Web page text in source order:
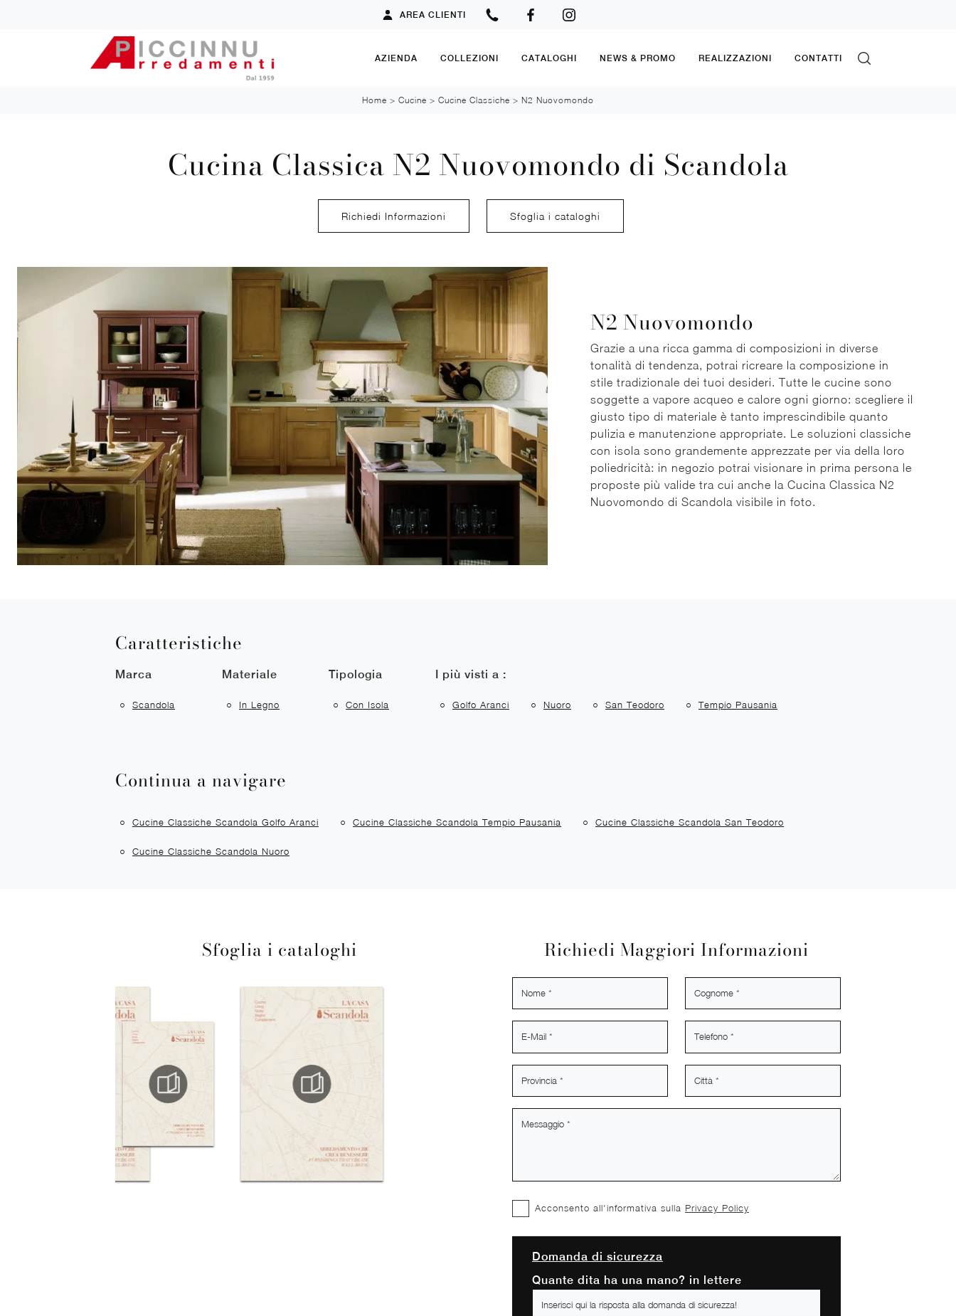
AREA CLIENTI
AZIENDA COLLEZIONI CATALOGHI NEWS & PROMO REALIZZAZIONI CONTATTI
Home > Cucine > Cucine Classiche > N2 Nuovomondo
Cucina Classica N2 Nuovomondo di Scandola
Richiedi Informazioni Sfoglia i cataloghi
N2 Nuovomondo
Grazie a una ricca gamma di composizioni in diverse
tonalità di tendenza, potrai ricreare la composizione in
stile tradizionale dei tuoi desideri. Tutte le cucine sono
soggette a vapore acqueo e calore ogni giorno: scegliere il
giusto tipo di materiale è tanto imprescindibile quanto
pulizia e manutenzione appropriate. Le soluzioni classiche
con isola sono grandemente apprezzate per via della loro
poliedricità: in negozio potrai visionare in prima persona le
proposte più valide tra cui anche la Cucina Classica N2
Nuovomondo di Scandola visibile in foto.
Caratteristiche
Marca
Scandola
Materiale
In Legno
Tipologia
Con Isola
I più visti a :
Golfo Aranci Nuoro San Teodoro Tempio Pausania
Continua a navigare
Cucine Classiche Scandola Golfo Aranci Cucine Classiche Scandola Tempio Pausania Cucine Classiche Scandola San Teodoro
Cucine Classiche Scandola Nuoro
Sfoglia i cataloghi Richiedi Maggiori Informazioni
Acconsento all'informativa sulla Privacy Policy
Domanda di sicurezza
Quante dita ha una mano? in lettere